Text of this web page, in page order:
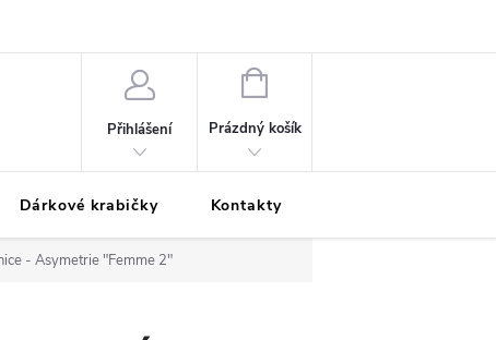
Přihlášení
NÁKUPNÍ
Prázdný košík
Dárkové krabičky Kontakty
- Asymetrie "Femme 2"